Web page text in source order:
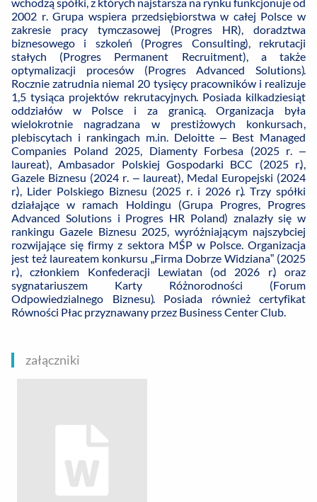
wchodzą spółki, z których najstarsza na rynku funkcjonuje od
2002 r. Grupa wspiera przedsiębiorstwa w całej Polsce w
zakresie pracy tymczasowej (Progres HR), doradztwa
biznesowego i szkoleń (Progres Consulting), rekrutacji
stałych (Progres Permanent Recruitment), a także
optymalizacji procesów (Progres Advanced Solutions).
Rocznie zatrudnia niemal 20 tysięcy pracowników i realizuje
1,5 tysiąca projektów rekrutacyjnych. Posiada kilkadziesiąt
oddziałów w Polsce i za granicą. Organizacja była
wielokrotnie nagradzana w prestiżowych konkursach,
plebiscytach i rankingach m.in. Deloitte – Best Managed
Companies Poland 2025, Diamenty Forbesa (2025 r. –
laureat), Ambasador Polskiej Gospodarki BCC (2025 r.),
Gazele Biznesu (2024 r. – laureat), Medal Europejski (2024
r.), Lider Polskiego Biznesu (2025 r. i 2026 r.). Trzy spółki
działające w ramach Holdingu (Grupa Progres, Progres
Advanced Solutions i Progres HR Poland) znalazły się w
rankingu Gazele Biznesu 2025, wyróżniającym najszybciej
rozwijające się firmy z sektora MŚP w Polsce. Organizacja
jest też laureatem konkursu „Firma Dobrze Widziana” (2025
r.), członkiem Konfederacji Lewiatan (od 2026 r.) oraz
sygnatariuszem Karty Różnorodności (Forum
Odpowiedzialnego Biznesu). Posiada również certyfikat
Równości Płac przyznawany przez Business Center Club.
załączniki